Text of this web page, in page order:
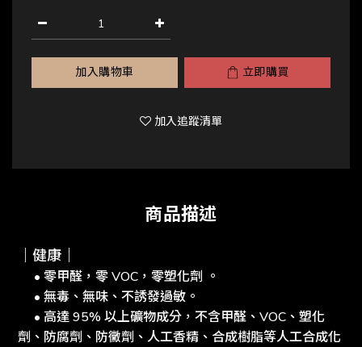
加入購物車 立即購買
加入追蹤清單
商品描述
｜健康｜
• 零甲醛，零 VOC，零塑化劑 。
• 無毒、無味、不誘發過敏。
• 高達 95% 以上礦物成分，不含甲醛、VOC、塑化
劑、防腐劑、防黴劑、人工香精、合成樹脂等人工合成化